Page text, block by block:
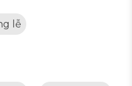
lễ